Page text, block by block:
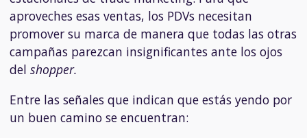
aproveches esas ventas, los PDVs necesitan
promover su marca de manera que todas las otras
campañas parezcan insignificantes ante los ojos
del shopper.
Entre las señales que indican que estás yendo por
un buen camino se encuentran: